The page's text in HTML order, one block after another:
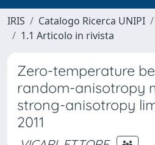
IRIS Catalogo Ricerca UNIPI
1.1 Articolo in rivista
Zero-temperature
random-anisotropy
strong-anisotropy
2011